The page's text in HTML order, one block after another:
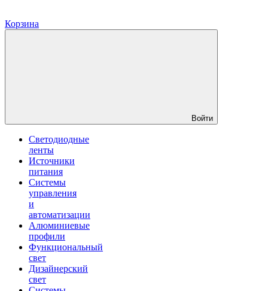
Корзина
Войти
Светодиодные
ленты
Источники
питания
Системы
управления
и
автоматизации
Алюминиевые
профили
Функциональный
свет
Дизайнерский
свет